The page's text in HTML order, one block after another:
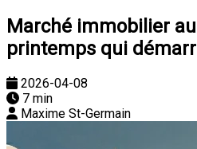
Marché immobilier
printemps qui
2026-04-08
7 min
Maxime St-Germain